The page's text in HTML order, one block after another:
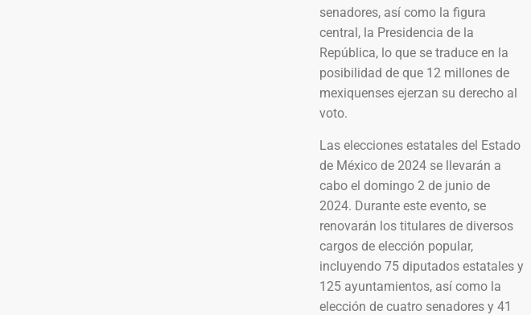
senadores, así como la figura
central, la Presidencia de la
República, lo que se traduce en la
posibilidad de que 12 millones de
mexiquenses ejerzan su derecho al
voto.
Las elecciones estatales del Estado
de México de 2024 se llevarán a
cabo el domingo 2 de junio de
2024. Durante este evento, se
renovarán los titulares de diversos
cargos de elección popular,
incluyendo 75 diputados estatales y
125 ayuntamientos, así como la
elección de cuatro senadores y 41